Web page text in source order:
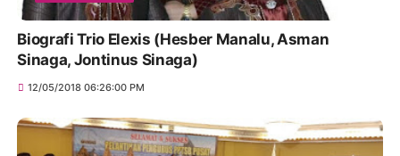
Biografi Trio Elexis (Hesber Manalu, Asman
Sinaga, Jontinus Sinaga)
12/05/2018 06:26:00 PM